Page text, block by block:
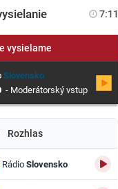
7:11
vysielame
Slovensko
- Moderátorský vstup
Rozhlas
RádioSlovensko